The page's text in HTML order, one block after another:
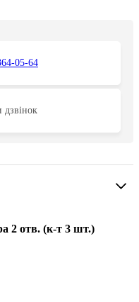
05-64
дзвінок
2 отв. (к-т 3 шт.)